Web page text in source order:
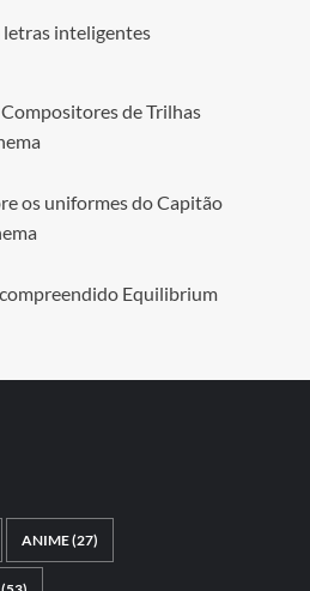
letras inteligentes
de Trilhas
os uniformes do Capitão
Equilibrium
ANIME(27)